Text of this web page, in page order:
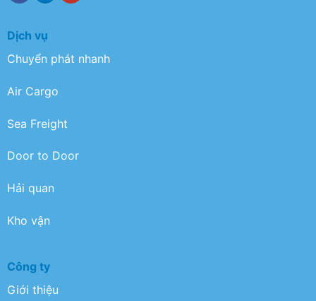
Dịch vụ
Chuyển phát nhanh
Air Cargo
Sea Freight
Door to Door
Hải quan
Kho vận
Công ty
Giới thiệu